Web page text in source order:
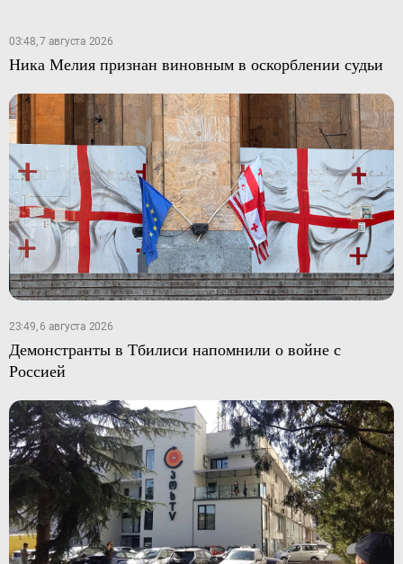
03:48, 7 августа 2026
Ника Мелия признан виновным в оскорблении судьи
23:49, 6 августа 2026
Демонстранты в Тбилиси напомнили о войне с
Россией